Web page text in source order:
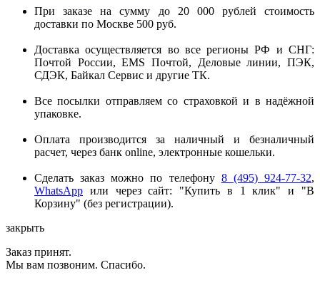
При заказе на сумму до 20 000 рублей стоимость
доставки по Москве 500 руб.
Доставка осуществляется во все регионы РФ и СНГ:
Почтой России, EMS Почтой, Деловые линии, ПЭК,
СДЭК, Байкал Сервис и другие ТК.
Все посылки отправляем со страховкой и в надёжной
упаковке.
Оплата производится за наличный и безналичный
расчет, через банк online, электронные кошельки.
Сделать заказ можно по телефону 8 (495) 924-77-32,
WhatsApp или через сайт: "Купить в 1 клик" и "В
Корзину" (без регистрации).
закрыть
Заказ принят.
Мы вам позвоним. Спасибо.